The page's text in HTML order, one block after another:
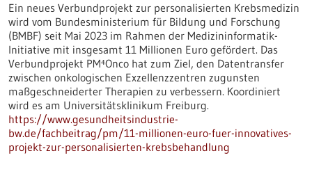
Ein neues Verbundprojekt zur personalisierten Krebsmedizin
wird vom Bundesministerium für Bildung und Forschung
(BMBF) seit Mai 2023 im Rahmen der Medizininformatik-
Initiative mit insgesamt 11 Millionen Euro gefördert. Das
Verbundprojekt PM⁴Onco hat zum Ziel, den Datentransfer
zwischen onkologischen Exzellenzzentren zugunsten
maßgeschneiderter Therapien zu verbessern. Koordiniert
wird es am Universitätsklinikum Freiburg.
https://www.gesundheitsindustrie-
bw.de/fachbeitrag/pm/11-millionen-euro-fuer-innovatives-
projekt-zur-personalisierten-krebsbehandlung